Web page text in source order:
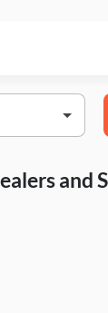
and